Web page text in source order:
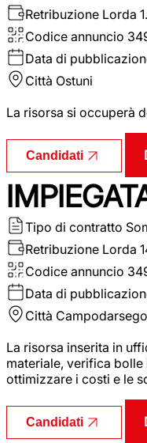
Retribuzione Lorda
Codice annuncio
Data di
Città Ostuni
La risorsa si occuperà
Candidati
Tipo di contratto
Retribuzione Lorda
Codice annuncio
Data di
Città Campodarsego
La risorsa inserita in
materiale, verifica
ottimizzare i costi e le
Candidati